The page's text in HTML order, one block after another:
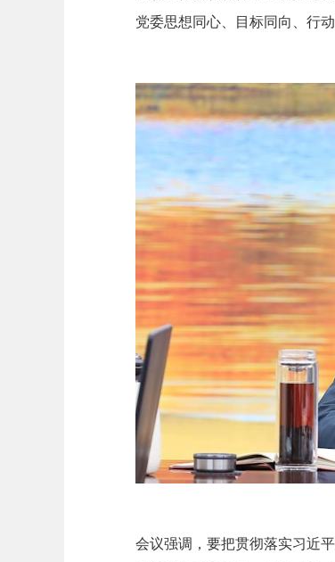
党委思想同心、目标同向、行
会议强调，要把贯彻落实习近